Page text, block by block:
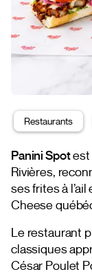
Restaurants
Panini Spotest
Rivières,
ses frites à
Cheese
Le restaurant
classiques
César Poulet